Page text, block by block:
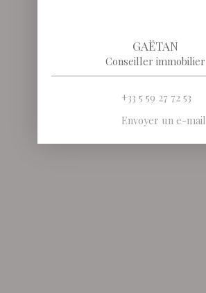
GAËTAN
Conseiller immobilier
+33 5 59 27 72 53
Envoyer un e-mail